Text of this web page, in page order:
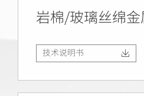
岩棉/玻璃丝绵金
技术说明书